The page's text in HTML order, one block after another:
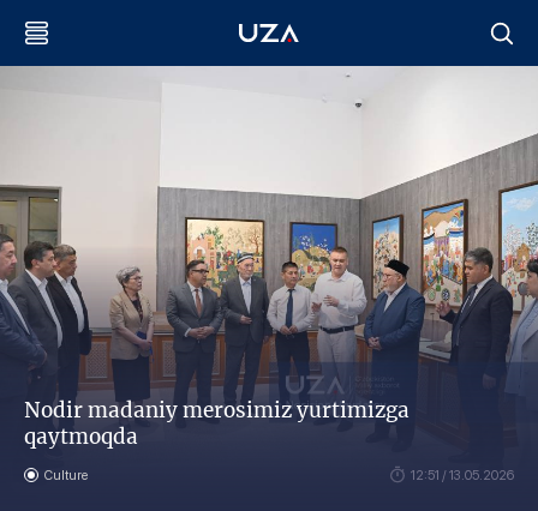
Nodir madaniy merosimiz yurtimizga
qaytmoqda
Culture 12:51 / 13.05.2026